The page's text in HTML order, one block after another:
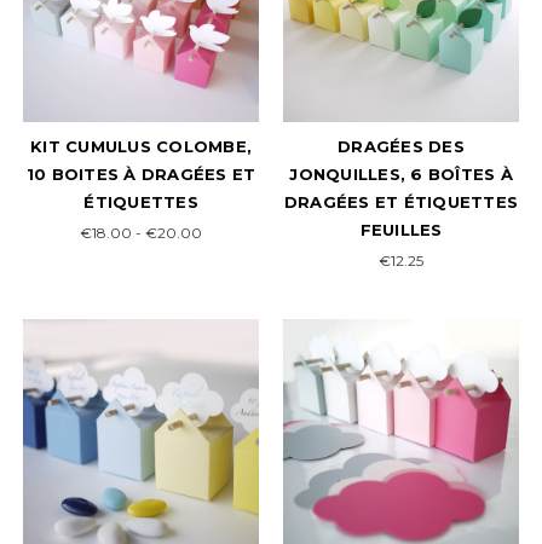
KIT CUMULUS COLOMBE,
10 BOITES À DRAGÉES ET
ÉTIQUETTES
€18.00 - €20.00
DRAGÉES DES
JONQUILLES, 6 BOÎTES À
DRAGÉES ET ÉTIQUETTES
FEUILLES
€12.25